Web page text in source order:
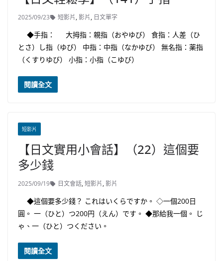
2025/09/23 短影片,影片, 日文單字
◆手指： 大拇指：親指（おやゆび） 食指：人差（ひ
とさ）し指（ゆび） 中指：中指（なかゆび） 無名指：薬指
（くすりゆび） 小指：小指（こゆび）
閱讀全文
短影片
【日文實用小會話】（22）這個要
多少錢
2025/09/19 日文會話,短影片,影片
◆這個要多少錢？ これはいくらですか。 ◇一個200日
圓。 一（ひと）つ200円（えん）です。 ◆那給我一個。 じ
ゃ、一（ひと）つください。
閱讀全文